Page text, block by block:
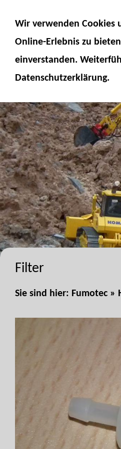
Filter
Sie sind hier: Fumotec »
Wir verwenden Cookies
Online-Erlebnis zu
einverstanden.
Datenschutzerklärung.